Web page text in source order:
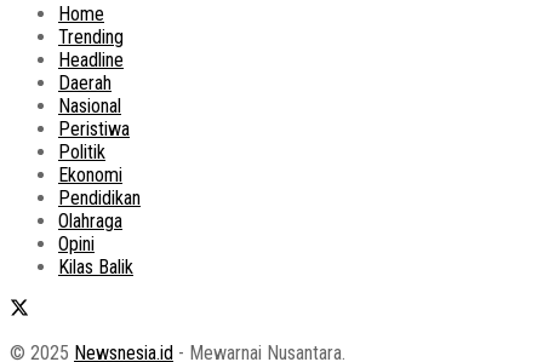
Home
Trending
Headline
Daerah
Nasional
Peristiwa
Politik
Ekonomi
Pendidikan
Olahraga
Opini
Kilas Balik
© 2025 Newsnesia.id - Mewarnai Nusantara.